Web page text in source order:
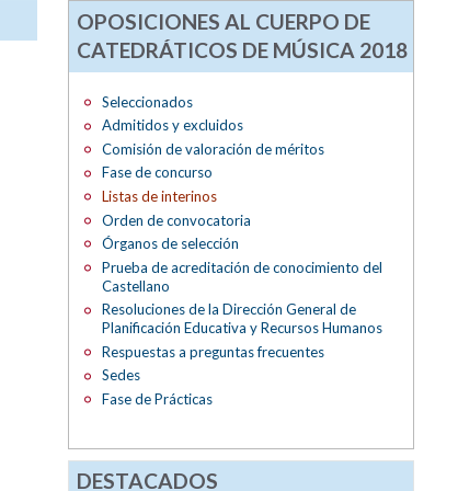
OPOSICIONES AL CUERPO DE
CATEDRÁTICOS DE MÚSICA 2018
Seleccionados
Admitidos y excluidos
Comisión de valoración de méritos
Fase de concurso
Listas de interinos
Orden de convocatoria
Órganos de selección
Prueba de acreditación de conocimiento del
Castellano
Resoluciones de la Dirección General de
Planificación Educativa y Recursos Humanos
Respuestas a preguntas frecuentes
Sedes
Fase de Prácticas
DESTACADOS